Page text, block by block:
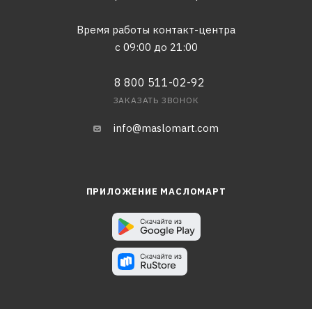
Время работы контакт-центра
с 09:00 до 21:00
8 800 511-02-92
ЗАКАЗАТЬ ЗВОНОК
info@maslomart.com
ПРИЛОЖЕНИЕ МАСЛОМАРТ